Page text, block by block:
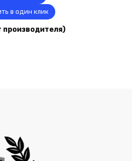
в один клик
производителя)